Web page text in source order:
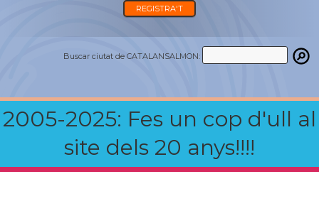
REGISTRA'T
Buscar ciutat de CATALANSALMON:
2005-2025: Fes un cop d'ull al
site dels 20 anys!!!!